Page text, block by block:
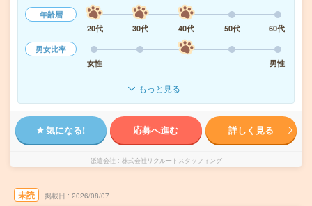
年齢層
20代
30代 40代 50代
60代
男女比率
女性
男性
もっと見る
気になる! 応募へ進む 詳しく見る
派遣会社 株式会社リクルートスタッフィング
未読 掲載日 2026/08/07